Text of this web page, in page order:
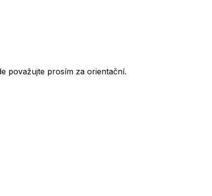
považujte prosím za orientační.